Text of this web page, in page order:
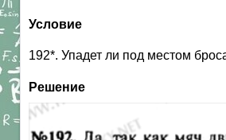
Условие
192*. Упадет ли под местом
Решение